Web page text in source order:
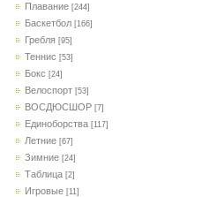
Плавание [244]
Баскетбол [166]
Гребля [95]
Теннис [53]
Бокс [24]
Велоспорт [53]
ВОСДЮСШОР [7]
Единоборства [117]
Летние [67]
Зимние [24]
Таблица [2]
Игровые [11]